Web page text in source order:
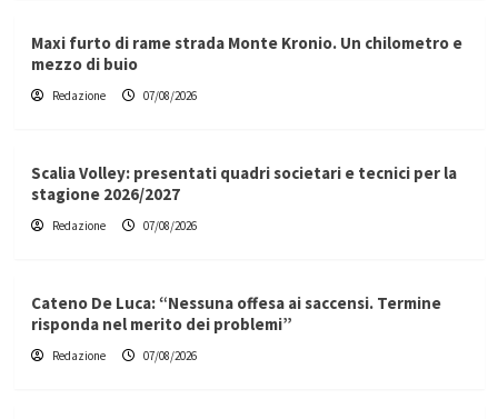
Maxi furto di rame strada Monte Kronio. Un chilometro e
mezzo di buio
Redazione 07/08/2026
Scalia Volley: presentati quadri societari e tecnici per la
stagione 2026/2027
Redazione 07/08/2026
Cateno De Luca: “Nessuna offesa ai saccensi. Termine
risponda nel merito dei problemi”
Redazione 07/08/2026